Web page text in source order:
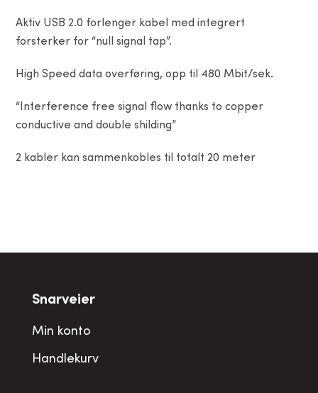
Aktiv USB 2.0 forlenger kabel med integrert
forsterker for “null signal tap”.
High Speed data overføring, opp til 480 Mbit/sek.
“Interference free signal flow thanks to copper
conductive and double shilding”
2 kabler kan sammenkobles til totalt 20 meter
Snarveier
Min konto
Handlekurv